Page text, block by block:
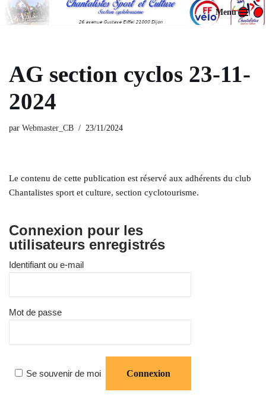
Menu
AG section cyclos 23-11-
2024
par Webmaster_CB 23/11/2024
Le contenu de cette publication est réservé aux adhérents du club
Chantalistes sport et culture, section cyclotourisme.
Connexion pour les
utilisateurs enregistrés
Identifiant ou e-mail
Mot de passe
Se souvenir de moi